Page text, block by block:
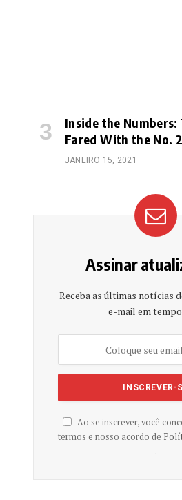
Inside the Numbers:
Fared With the No.
JANEIRO 15, 2021
Assinar
Receba as últimas notícias
e-mail em
Ao se inscrever, você
termos e nosso acordo de
.